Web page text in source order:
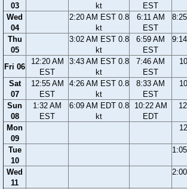
03
kt
EST
Wed
04
2:20 AM EST 0.8
kt
6:11 AM
EST
Thu
05
3:02 AM EST 0.8
kt
6:59 AM
EST
Fri 06
12:20 AM
EST
3:43 AM EST 0.8
kt
7:46 AM
EST
Sat
07
12:55 AM
EST
4:26 AM EST 0.8
kt
8:33 AM
EST
Sun
08
1:32 AM
EST
6:09 AM EDT 0.8
kt
10:22 AM
EDT
Mon
09
Tue
10
Wed
11